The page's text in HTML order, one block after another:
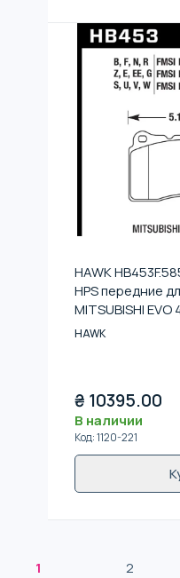
HAWK
HPS передние
MITSUBISHI EVO
HAWK
₴ 10395.00
В наличии
Код:1120-221
1 2